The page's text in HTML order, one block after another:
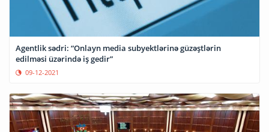
Agentlik sədri: “Onlayn media subyektlərinə güzəştlərin
edilməsi üzərində iş gedir”
09-12-2021